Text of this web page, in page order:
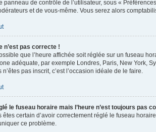
panneau de contrôle de l’utilisateur, sous «
et de vous-même. Vous serez alors
n’est pas correcte !
que l’heure affichée soit réglée sur un fuseau
adéquate, par exemple Londres, Paris, New York,
n’êtes pas inscrit, c’est l’occasion idéale de le faire.
le fuseau horaire mais l’heure n’est toujours pas
êtes certain d’avoir correctement réglé le fuseau
ce problème.